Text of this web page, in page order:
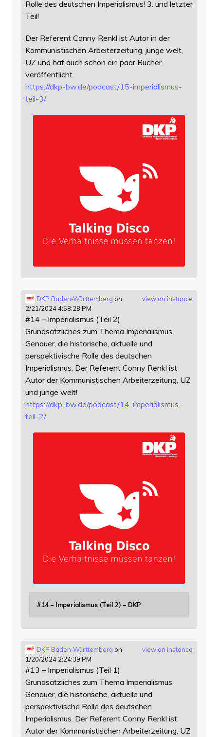
Rolle des deutschen Imperialismus! 3. und letzter
Teil!
Der Referent Conny Renkl ist Autor in der
Kommunistischen Arbeiterzeitung, junge welt,
UZ und hat auch schon ein paar Bücher
veröffentlicht.
https://dkp-bw.de/podcast/15-imperialismus-
teil-3/
view on instance
DKP Baden-Württemberg on
2/21/2024 4:58:28 PM
#14 – Imperialismus (Teil 2)
Grundsätzliches zum Thema Imperialismus.
Genauer, die historische, aktuelle und
perspektivische Rolle des deutschen
Imperialismus. Der Referent Conny Renkl ist
Autor der Kommunistischen Arbeiterzeitung, UZ
und junge welt!
https://dkp-bw.de/podcast/14-imperialismus-
teil-2/
#14 – Imperialismus (Teil 2) – DKP
view on instance
DKP Baden-Württemberg on
1/20/2024 2:24:39 PM
#13 – Imperialismus (Teil 1)
Grundsätzliches zum Thema Imperialismus.
Genauer, die historische, aktuelle und
perspektivische Rolle des deutschen
Imperialismus. Der Referent Conny Renkl ist
Autor der Kommunistischen Arbeiterzeitung, UZ